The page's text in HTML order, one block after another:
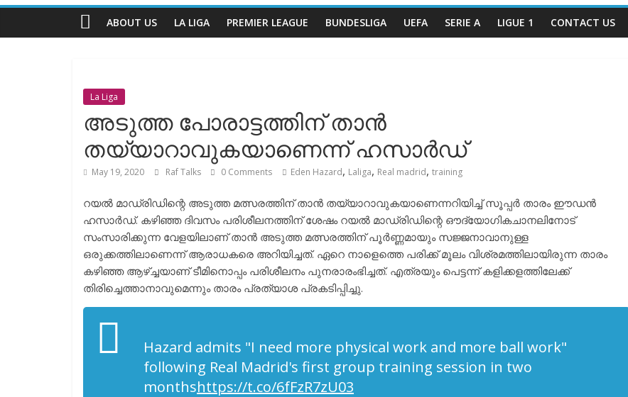
Talks
Football
Channel
ABOUT US LA LIGA PREMIER LEAGUE BUNDESLIGA UEFA SERIE A LIGUE 1 CONTACT US
La Liga
അടുത്ത പോരാട്ടത്തിന് താൻ
തയ്യാറാവുകയാണെന്ന് ഹസാർഡ്
May 19, 2020 Raf Talks 0 Comments Eden Hazard, Laliga, Real madrid, training
റയൽ മാഡ്രിഡിന്റെ അടുത്ത മത്സരത്തിന് താൻ തയ്യാറാവുകയാണെന്നറിയിച്ച് സൂപ്പർ താരം ഈഡൻ
ഹസാർഡ്. കഴിഞ്ഞ ദിവസം പരിശീലനത്തിന് ശേഷം റയൽ മാഡ്രിഡിന്റെ ഔദ്യോഗികചാനലിനോട്
സംസാരിക്കുന്ന വേളയിലാണ് താൻ അടുത്ത മത്സരത്തിന് പൂർണ്ണമായും സജ്ജനാവാനുള്ള
ഒരുക്കത്തിലാണെന്ന് ആരാധകരെ അറിയിച്ചത്. ഏറെ നാളെത്തെ പരിക്ക് മൂലം വിശ്രമത്തിലായിരുന്ന താരം
കഴിഞ്ഞ ആഴ്ച്ചയാണ് ടീമിനൊപ്പം പരിശീലനം പുനരാരംഭിച്ചത്. എത്രയും പെട്ടന്ന് കളിക്കളത്തിലേക്ക്
തിരിച്ചെത്താനാവുമെന്നും താരം പ്രത്യാശ പ്രകടിപ്പിച്ചു.
Hazard admits "I need more physical work and more ball work"
following Real Madrid's first group training session in two
monthshttps://t.co/6fFzR7zU03